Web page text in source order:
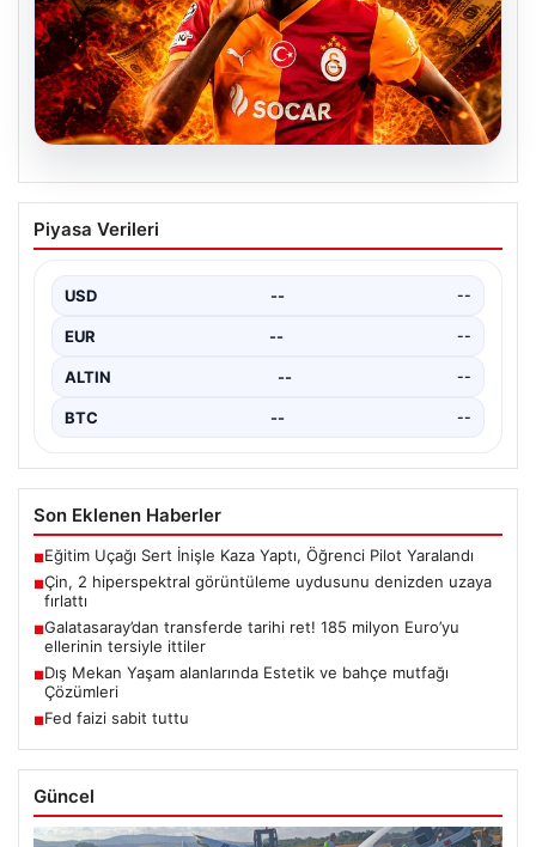
Galatasaray’dan transferde tarihi ret!
185 milyon Euro’yu ellerinin tersiyle
Piyasa Verileri
USD -- --
EUR -- --
ALTIN -- --
BTC -- --
Son Eklenen Haberler
■Eğitim Uçağı Sert İnişle Kaza Yaptı, Öğrenci Pilot Yaralandı
■Çin, 2 hiperspektral görüntüleme uydusunu denizden uzaya
fırlattı
■Galatasaray’dan transferde tarihi ret! 185 milyon Euro’yu
ellerinin tersiyle ittiler
■Dış Mekan Yaşam alanlarında Estetik ve bahçe mutfağı
Çözümleri
■Fed faizi sabit tuttu
Güncel